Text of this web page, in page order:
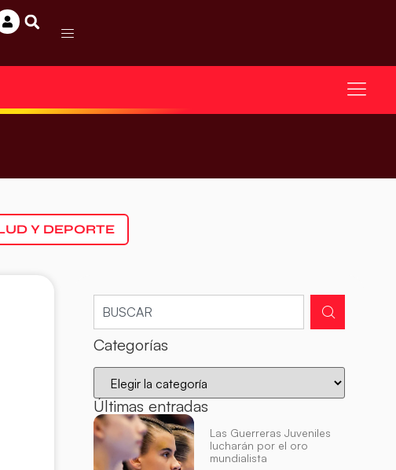
Y DEPORTE
Categorías
Últimas entradas
Las Guerreras Juveniles
lucharán por el oro
mundialista